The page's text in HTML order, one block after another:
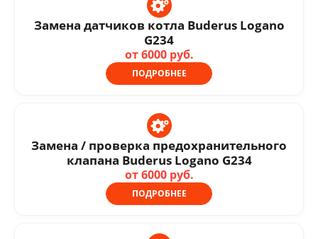
Замена датчиков котла Buderus Logano
G234
от 6000 руб.
ПОДРОБНЕЕ
Замена / проверка предохранительного
клапана Buderus Logano G234
от 6000 руб.
ПОДРОБНЕЕ